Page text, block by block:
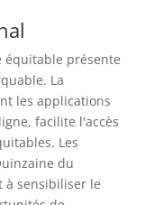
équitable présente
La
les applications
facilite l'accès
Les
du
à sensibiliser le